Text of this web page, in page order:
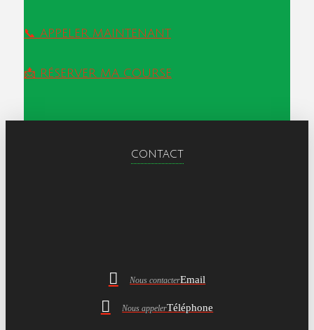
📞 APPELER MAINTENANT
📩 RÉSERVER MA COURSE
CONTACT
Nous contacterEmail
Nous appelerTéléphone